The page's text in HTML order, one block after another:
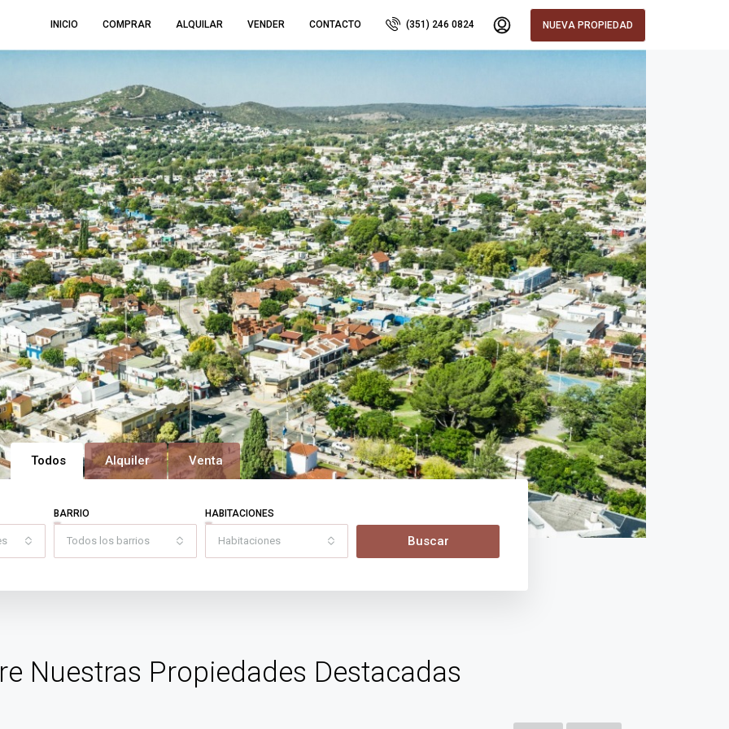
INICIO COMPRAR ALQUILAR VENDER CONTACTO (351) 246 0824 NUEVA PROPIEDAD
Todos Alquiler Venta
BARRIO
Todos los barrios
HABITACIONES
Habitaciones Buscar
Nuestras Propiedades Destacadas